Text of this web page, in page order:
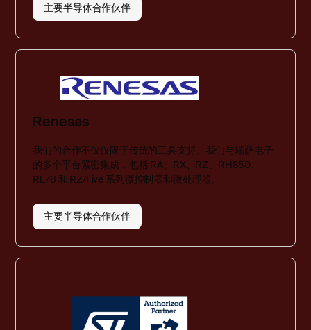
主要半导体合作伙伴
Renesas
我们的合作不仅仅限于传统的工具支持。我们与瑞萨电子
的多个平台紧密集成，包括 RA、RX、RZ、RH850、
RL78 和 RZ/Five 系列微控制器和微处理器。
主要半导体合作伙伴